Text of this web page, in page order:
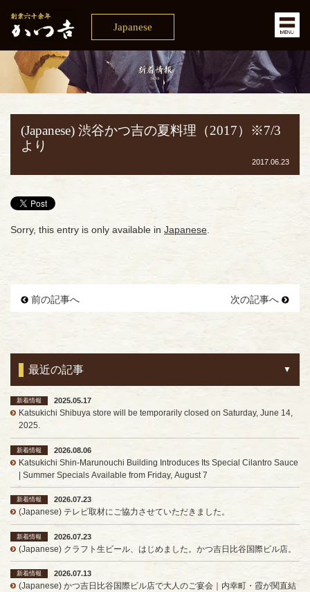
Japanese
(Japanese) 渋谷かつ吉の夏料理（2017）※7/3
より
2017.06.23
Sorry, this entry is only available in Japanese.
前の記事へ 次の記事へ
最近の記事
新着情報
2025.05.17
Katsukichi Shibuya store will be temporarily closed on Saturday, June 14,
2025.
新着情報
2026.08.06
Katsukichi Shin-Marunouchi Building Introduces Its Special Cilantro Sauce
| Summer Specials Available from Friday, August 7
新着情報
2026.07.23
(Japanese) テレビ取材にご協力させていただきました。
新着情報
2026.07.23
(Japanese) クラフト生ビール、はじめました。かつ吉日比谷国際ビル店。
新着情報
2026.07.13
(Japanese) かつ吉日比谷国際ビル店で大人のご宴会｜内幸町・霞が関直結